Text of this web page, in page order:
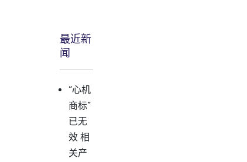
最近新
闻
“心机
商标”
已无
效 相
关产